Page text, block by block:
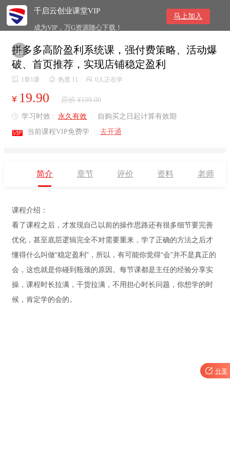
千启云创业课堂VIP
成为VIP，万G资源随心下载！
马上加入

拼多多高阶盈利系统课，强付费策略、活动爆
破、首页推荐，实现店铺稳定盈利
 1章1课  热度 11  0人正在学
¥ 19.90 原价 ¥199.00
 学习时效 : 永久有效 自购买之日起计算有效期
 当前课程VIP免费学 去开通
简介 章节 评价 资料 老师
课程介绍：
看了课程之后，才发现自己以前的操作思路还有很多细节要完善
优化，甚至底层逻辑完全不对需要重来，学了正确的方法之后才
懂得什么叫做“稳定盈利”，所以，有可能你觉得“会”并不是真正的
会，这也就是你碰到瓶颈的原因。每节课都是主任的经验分享实
操，课程时长拉满，干货拉满，不用担心时长问题，你想学的时
候，肯定学的会的。
 分享